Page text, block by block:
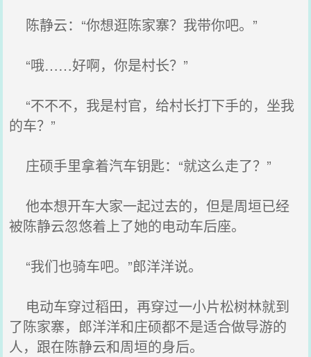
陈静云：“你想逛陈家寨？我带你吧。”
“哦……好啊，你是村长？”
“不不不，我是村官，给村长打下手的，坐我
的车？”
庄硕手里拿着汽车钥匙：“就这么走了？”
他本想开车大家一起过去的，但是周垣已经
被陈静云忽悠着上了她的电动车后座。
“我们也骑车吧。”郎洋洋说。
电动车穿过稻田，再穿过一小片松树林就到
了陈家寨，郎洋洋和庄硕都不是适合做导游的
人，跟在陈静云和周垣的身后。